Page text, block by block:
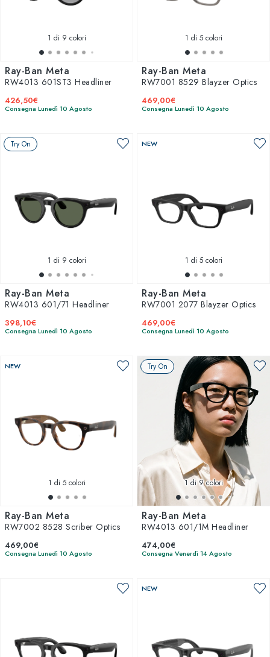
1 di 9 colori
Ray-Ban Meta
RW4013 601ST3 Headliner
426,50€
Consegna Lunedì 10 Agosto
1 di 5 colori
Ray-Ban Meta
RW7001 8529 Blayzer Optics
469,00€
Consegna Lunedì 10 Agosto
Try On
1 di 9 colori
Ray-Ban Meta
RW4013 601/71 Headliner
398,10€
Consegna Lunedì 10 Agosto
NEW
1 di 5 colori
Ray-Ban Meta
RW7001 2077 Blayzer Optics
469,00€
Consegna Lunedì 10 Agosto
NEW
1 di 5 colori
Ray-Ban Meta
RW7002 8528 Scriber Optics
469,00€
Consegna Lunedì 10 Agosto
Try On
1 di 9 colori
Ray-Ban Meta
RW4013 601/1M Headliner
474,00€
Consegna Venerdì 14 Agosto
NEW